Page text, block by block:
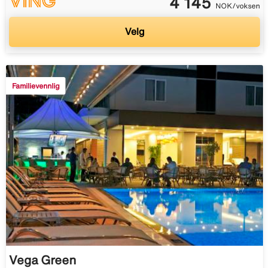
NOK/voksen
Velg
Familievennlig
Vega Green